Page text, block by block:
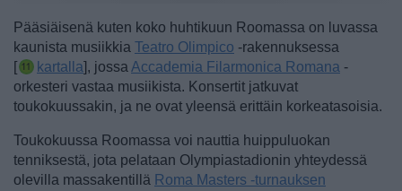
Pääsiäisenä kuten koko huhtikuun Roomassa on luvassa
kaunista musiikkia Teatro Olimpico -rakennuksessa
[
kartalla], jossa Accademia Filarmonica Romana -
orkesteri vastaa musiikista. Konsertit jatkuvat
toukokuussakin, ja ne ovat yleensä erittäin korkeatasoisia.
Toukokuussa Roomassa voi nauttia huippuluokan
tenniksestä, jota pelataan Olympiastadionin yhteydessä
olevilla massakentillä Roma Masters -turnauksen